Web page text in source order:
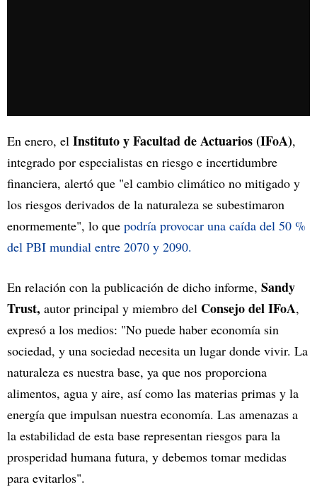
En enero, el Instituto y Facultad de Actuarios(IFoA),
integrado por especialistas en riesgo e incertidumbre
financiera, alertó que "el cambio climático no mitigado y
los riesgos derivados de la naturaleza se subestimaron
enormemente", lo que podría provocar una caída del 50 %
del PBI mundial entre 2070 y 2090.
En relación con la publicación de dicho informe, Sandy
Trust, autor principal y miembro del Consejo del IFoA,
expresó a los medios: "No puede haber economía sin
sociedad, y una sociedad necesita un lugar donde vivir. La
naturaleza es nuestra base, ya que nos proporciona
alimentos, agua y aire, así como las materias primas y la
energía que impulsan nuestra economía. Las amenazas a
la estabilidad de esta base representan riesgos para la
prosperidad humana futura, y debemos tomar medidas
para evitarlos".